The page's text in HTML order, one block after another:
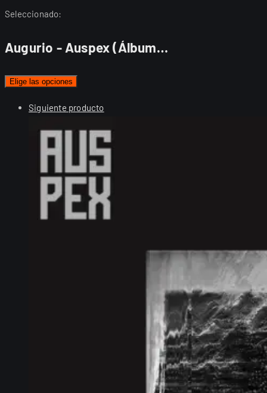
Seleccionado:
Augurio - Auspex (Álbum…
Elige las opciones
Siguiente producto